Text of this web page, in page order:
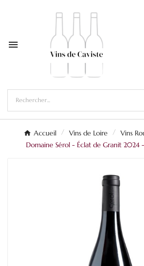

Accueil Vins de Loire
Vins
Domaine Sérol - Éclat de Granit 2024